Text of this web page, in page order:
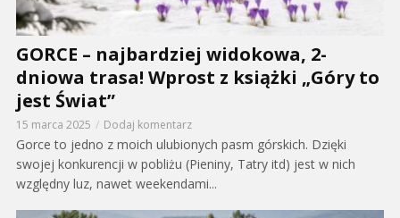
GORCE – najbardziej widokowa, 2-
dniowa trasa! Wprost z książki „Góry to
jest Świat”
15 marca 2025 Dodaj komentarz
Gorce to jedno z moich ulubionych pasm górskich. Dzięki
swojej konkurencji w pobliżu (Pieniny, Tatry itd) jest w nich
względny luz, nawet weekendami...